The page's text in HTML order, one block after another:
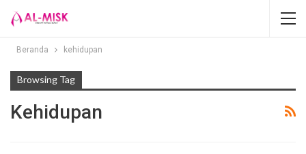
Beranda kehidupan
Browsing Tag
Kehidupan